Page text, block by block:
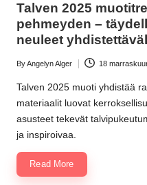
Talven 2025
pehmeyden –
neuleet
Posted
by
ByAngelyn Alger 18
Talven 2025 muoti yhdistää
materiaalit luovat
asusteet tekevät
ja inspiroivaa.
Read More